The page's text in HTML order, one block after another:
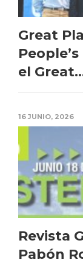
Great
el
16 JUNIO, 2026
Revista
Pabón